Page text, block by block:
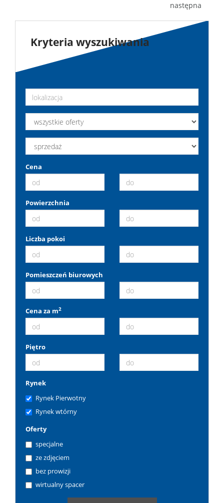
następna
Kryteria wyszukiwania
Cena
Powierzchnia
Liczba pokoi
Pomieszczeń biurowych
Cena za m2
Piętro
Rynek
Rynek Pierwotny
Rynek wtórny
Oferty
specjalne
ze zdjęciem
bez prowizji
wirtualny spacer